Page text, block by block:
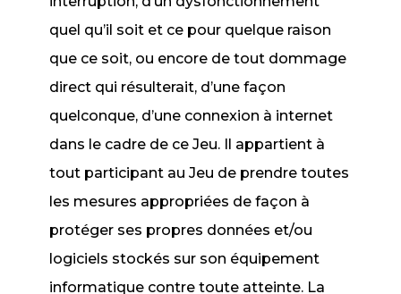
quel qu’il soit et ce pour quelque raison
que ce soit, ou encore de tout dommage
direct qui résulterait, d’une façon
quelconque, d’une connexion à internet
dans le cadre de ce Jeu. Il appartient à
tout participant au Jeu de prendre toutes
les mesures appropriées de façon à
protéger ses propres données et/ou
logiciels stockés sur son équipement
informatique contre toute atteinte. La